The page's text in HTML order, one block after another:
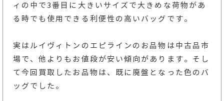
ィの中で3番目に大きいサイズで大きめな荷物があ
る時でも使用できる利便性の高いバッグです。
実はルイヴィトンのエピラインのお品物は中古品市
場で、他よりもお値段が安い傾向があります。そし
て今回買取したお品物は、既に廃盤となった色のバ
ッグでした。